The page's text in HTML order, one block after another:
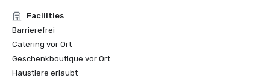
Facilities
Barrierefrei
Catering vor Ort
Geschenkboutique vor Ort
Haustiere erlaubt